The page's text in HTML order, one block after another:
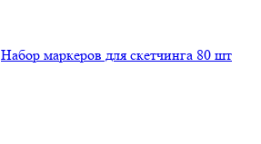
Набор маркеров для скетчинга 80 шт